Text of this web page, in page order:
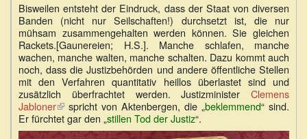
Bisweilen entsteht der Eindruck, dass der Staat von diversen
Banden (nicht nur Seilschaften!) durchsetzt ist, die nur
mühsam zusammengehalten werden können. Sie gleichen
Rackets.[Gaunereien; H.S.]. Manche schlafen, manche
wachen, manche walten, manche schalten. Dazu kommt auch
noch, dass die Justizbehörden und andere öffentliche Stellen
mit den Verfahren quantitativ heillos überlastet sind und
zusätzlich überfrachtet werden. Justizminister Clemens
Jabloner(Link
ist
extern)
spricht von Aktenbergen, die „beklemmend“ sind.
Er fürchtet gar den „stillen Todder Justiz“.